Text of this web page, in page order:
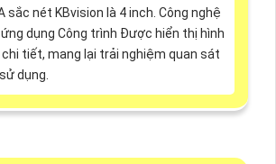
sắc nét KBvision là 4 inch. Công nghệ
dụng Công trình Được hiển thị hình
chi tiết, mang lại trải nghiệm quan sát
dụng.